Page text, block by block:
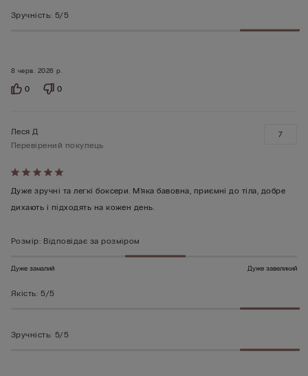
8 черв. 2026 р.
Зручність: 5/5
0 0
Оцінено
5
з
Леся Д
Перевірений покупець
Дуже зручні та легкі боксери. М’яка бавовна, приємні до тіла, добре
дихають і підходять на кожен день.
7
Розмір: Відповідає за розміром
Дуже замалий Дуже завеликий
Якість: 5/5
Зручність: 5/5